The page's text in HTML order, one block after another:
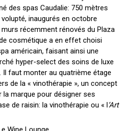
des spas Caudalie: 750 mètres
inaugurés en octobre
murs récemment rénovés du Plaza
cosmétique a en effet choisi
américain, faisant ainsi une
hyper-select des soins de luxe
Il faut monter au quatrième étage
de la « vinothérapie », un concept
la marque pour désigner ses
de raisin: la vinothérapie ou « l‘Art